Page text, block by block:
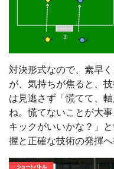
対決形式なので、素早
が、気持ちが焦ると、
は見逃さず「慌てて、
ね。慌てないことが大
キックがいいかな？」
握と正確な技術の発揮へ